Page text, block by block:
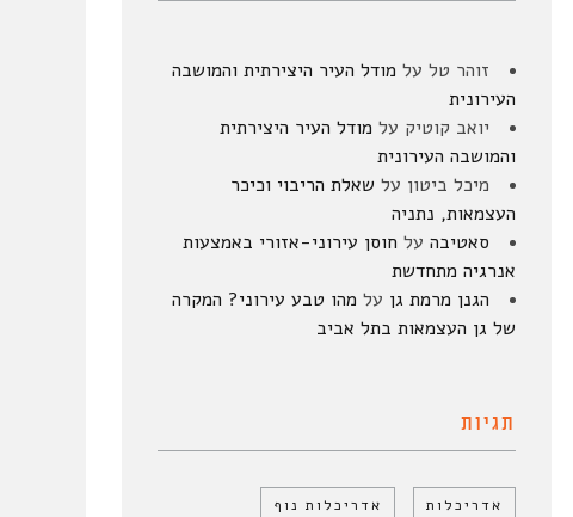
זוהר טל על מודל העיר היצירתית והמושבה
העירונית
יואב קוטיק על מודל העיר היצירתית
והמושבה העירונית
מיכל ביטון על שאלת הריבוי וכיכר
העצמאות, נתניה
סאטיבה על חוסן עירוני-אזורי באמצעות
אנרגיה מתחדשת
הגנן מרמת גן על מהו טבע עירוני? המקרה
של גן העצמאות בתל אביב
תגיות
אדריכלות אדריכלות נוף